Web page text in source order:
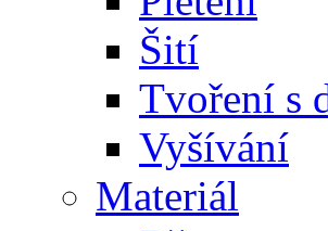
Šití
Tvoření s
Vyšívání
Materiál